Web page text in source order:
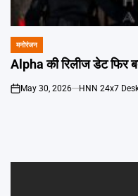
POSTED
IN
मनोरंजन
Alpha की रिलीज डेट फिर
on
May 30, 2026 HNN 24x7